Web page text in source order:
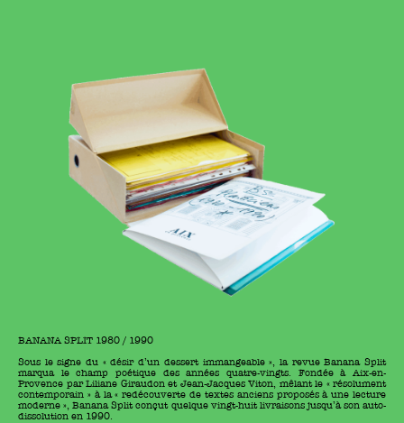
BANANA SPLIT 1980 / 1990
Sous le signe du « désir d’un dessert immangeable », la revue Banana Split
marqua le champ poétique des années quatre-vingts. Fondée à Aix-en-
Provence par Liliane Giraudon et Jean-Jacques Viton, mêlant le « résolument
contemporain » à la « redécouverte de textes anciens proposés à une lecture
moderne », Banana Split conçut quelque vingt-huit livraisons jusqu’à son auto-
dissolution en 1990.